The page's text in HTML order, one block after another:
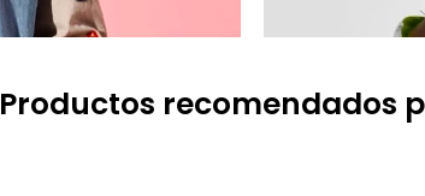
Productos recomendados